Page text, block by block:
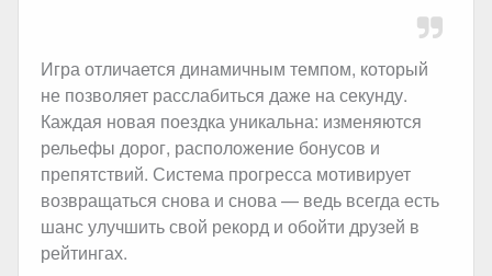
Игра отличается динамичным темпом, который
не позволяет расслабиться даже на секунду.
Каждая новая поездка уникальна: изменяются
рельефы дорог, расположение бонусов и
препятствий. Система прогресса мотивирует
возвращаться снова и снова — ведь всегда есть
шанс улучшить свой рекорд и обойти друзей в
рейтингах.